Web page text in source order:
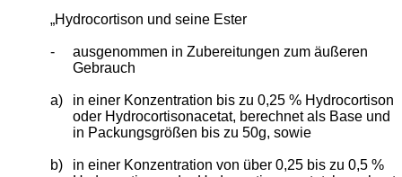
„Hydrocortison und seine Ester
-
ausgenommen in Zubereitungen zum äußeren
Gebrauch
a)
in einer Konzentration bis zu 0,25 % Hydrocortison
oder Hydrocortisonacetat, berechnet als Base und
in Packungsgrößen bis zu 50g, sowie
b)
in einer Konzentration von über 0,25 bis zu 0,5 %